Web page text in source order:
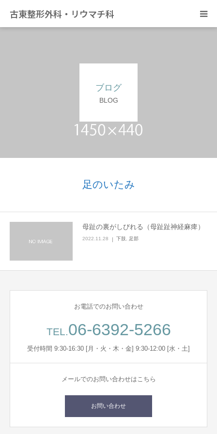
古東整形外科・リウマチ科
ブログ
BLOG
足のいたみ
母趾の裏がしびれる（母趾趾神経麻痺）
2022.11.28 下肢 足部
お電話でのお問い合わせ
TEL.06-6392-5266
受付時間 9:30-16:30 [月・火・木・金] 9:30-12:00 [水・土]
メールでのお問い合わせはこちら
お問い合わせ
カンファレンス